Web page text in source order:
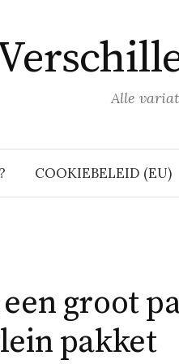
Alle
COOKIEBELEID (EU)
groot
pakket